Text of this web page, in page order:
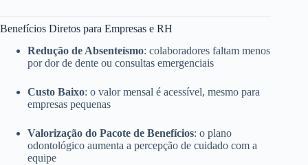
Benefícios Diretos para Empresas e RH
Redução de Absenteísmo: colaboradores faltam menos
por dor de dente ou consultas emergenciais
Custo Baixo: o valor mensal é acessível, mesmo para
empresas pequenas
Valorização do Pacote de Benefícios: o plano
odontológico aumenta a percepção de cuidado com a
equipe